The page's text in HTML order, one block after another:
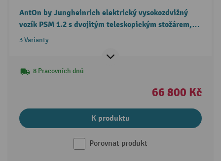
AntOn by Jungheinrich elektrický vysokozdvižný
vozík PSM 1.2 s dvojitým teleskopickým stožárem,
nosnost 1 200 kg
3 Varianty
8 Pracovních dnů
66 800 Kč
K produktu
Porovnat produkt